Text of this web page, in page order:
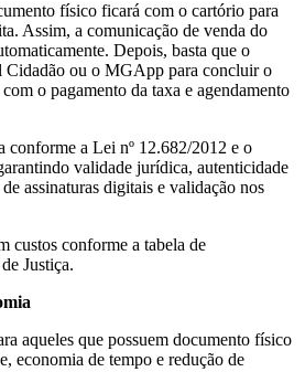
físico ficará com o cartório para
Assim, a comunicação de venda do
Depois, basta que o
Cidadão ou o MGApp para concluir o
o pagamento da taxa e agendamento
conforme a Lei nº 12.682/2012 e o
validade jurídica, autenticidade
assinaturas digitais e validação nos
custos conforme a tabela de
Justiça.
aqueles que possuem documento físico
economia de tempo e redução de